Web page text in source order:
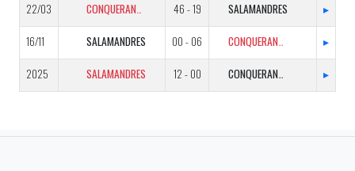
22/03
CONQUERANTS 46 - 19 SALAMANDRES ▸
16/11 SALAMANDRES 00 - 06 CONQUERANTS ▸
2025 SALAMANDRES 12 - 00 CONQUERANTS ▸